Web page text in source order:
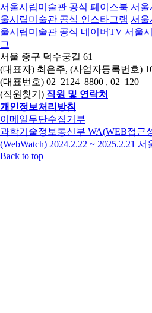
서울시립미술관 공식 페이스북 서울
울시립미술관 공식 인스타그램 서울
울시립미술관 공식 네이버TV 서울
그
서울 중구 덕수궁길 61
(대표자) 최은주, (사업자등록번호)
(대표번호) 02–2124–8800 , 02–120
(직원찾기) 직원 및 연락처
개인정보처리방침
이메일무단수집거부
과학기술정보통신부 WA(WEB접근
(WebWatch) 2024.2.22 ~ 2025.2.21 서
Back to top